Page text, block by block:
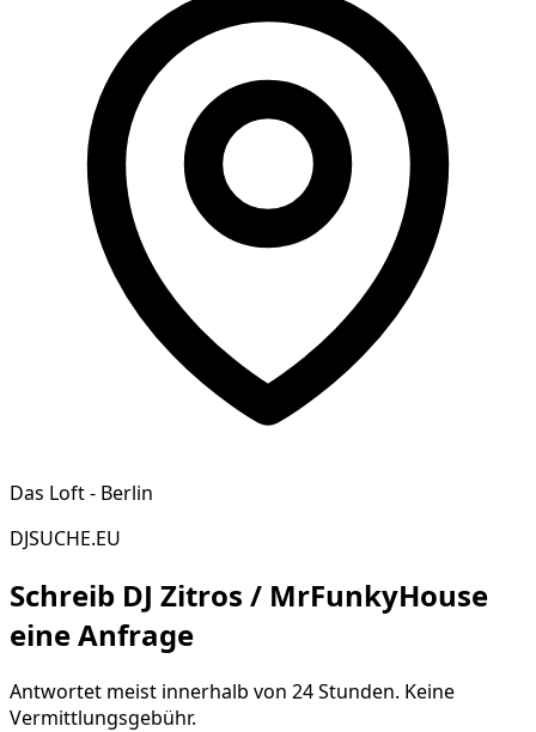
Das Loft - Berlin
DJSUCHE.EU
Schreib DJ Zitros / MrFunkyHouse
eine Anfrage
Antwortet meist innerhalb von 24 Stunden. Keine
Vermittlungsgebühr.